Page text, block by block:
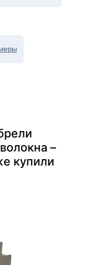
–
купили